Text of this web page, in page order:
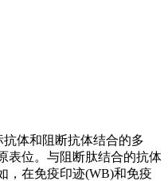
体和阻断抗体结合的多
表位。与阻断肽结合的抗体
，在免疫印迹(WB)和免疫